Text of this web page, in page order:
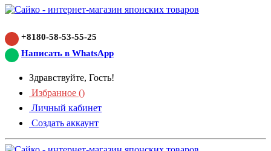
+8180-58-53-55-25
Написать в WhatsApp
Здравствуйте, Гость!
Избранное ()
Личный кабинет
Создать аккаунт